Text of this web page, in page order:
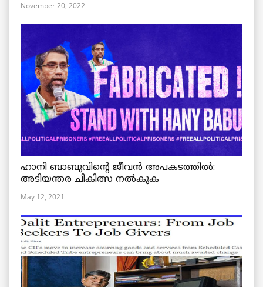
November 20, 2022
ഹാനി ബാബുവിന്റെ ജീവൻ അപകടത്തിൽ:
അടിയന്തര ചികിത്സ നൽകുക
May 12, 2021